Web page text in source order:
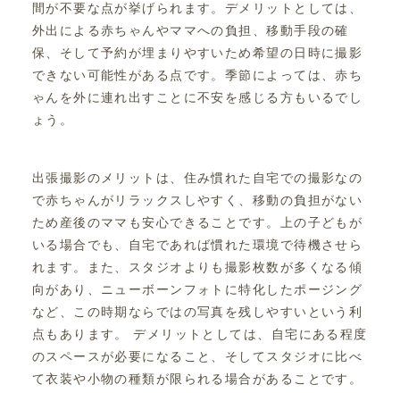
間が不要な点が挙げられます。デメリットとしては、
外出による赤ちゃんやママへの負担、移動手段の確
保、そして予約が埋まりやすいため希望の日時に撮影
できない可能性がある点です。季節によっては、赤ち
ゃんを外に連れ出すことに不安を感じる方もいるでし
ょう。
出張撮影のメリットは、住み慣れた自宅での撮影なの
で赤ちゃんがリラックスしやすく、移動の負担がない
ため産後のママも安心できることです。上の子どもが
いる場合でも、自宅であれば慣れた環境で待機させら
れます。また、スタジオよりも撮影枚数が多くなる傾
向があり、ニューボーンフォトに特化したポージング
など、この時期ならではの写真を残しやすいという利
点もあります。 デメリットとしては、自宅にある程度
のスペースが必要になること、そしてスタジオに比べ
て衣装や小物の種類が限られる場合があることです。